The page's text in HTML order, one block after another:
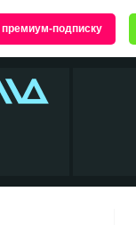
премиум-подписку